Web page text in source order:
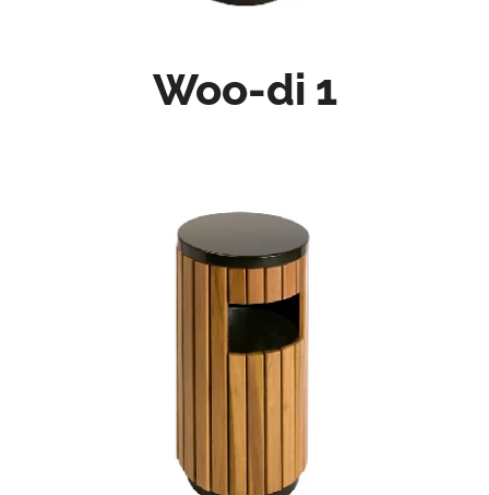
Woo-di 1